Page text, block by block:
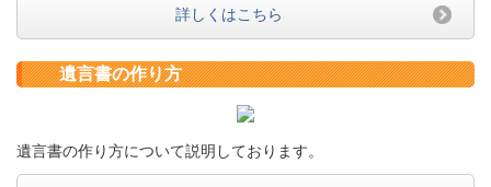
詳しくはこちら
遺言書の作り方
遺言書の作り方について説明しております。